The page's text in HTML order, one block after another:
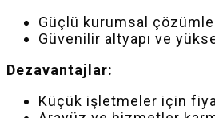
Güçlü kurumsal
Güvenilir altyapı ve
Dezavantajlar:
Küçük işletmeler için